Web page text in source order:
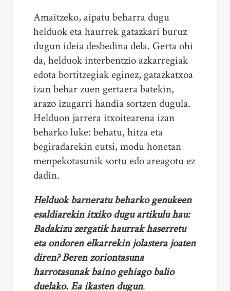
Amaitzeko, aipatu beharra dugu
helduok eta haurrek gatazkari buruz
dugun ideia desbedina dela. Gerta ohi
da, helduok interbentzio azkarregiak
edota bortitzegiak eginez, gatazkatxoa
izan behar zuen gertaera batekin,
arazo izugarri handia sortzen dugula.
Helduon jarrera itxoitearena izan
beharko luke: behatu, hitza eta
begiradarekin eutsi, modu honetan
menpekotasunik sortu edo areagotu ez
dadin.
Helduok barneratu beharko genukeen
esaldiarekin itxiko dugu artikulu hau:
Badakizu zergatik haurrak haserretu
eta ondoren elkarrekin jolastera joaten
diren? Beren zoriontasuna
harrotasunak baino gehiago balio
duelako. Ea ikasten dugun.